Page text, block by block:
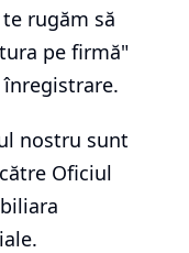
rugăm să
pe firmă"
nostru sunt
Oficiul